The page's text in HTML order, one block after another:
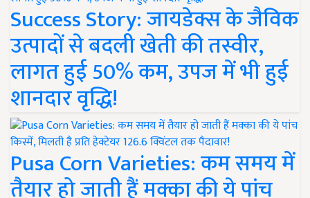
Success Story: जायडेक्स के जैविक
उत्पादों से बदली खेती की तस्वीर,
लागत हुई 50% कम, उपज में भी हुई
शानदार वृद्धि!
Pusa Corn Varieties: कम समय में
तैयार हो जाती हैं मक्का की ये पांच